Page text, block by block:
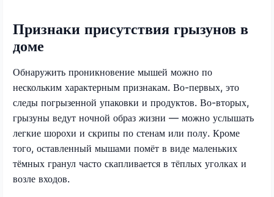
Признаки присутствия грызунов в
доме
Обнаружить проникновение мышей можно по
нескольким характерным признакам. Во-первых, это
следы погрызенной упаковки и продуктов. Во-вторых,
грызуны ведут ночной образ жизни — можно услышать
легкие шорохи и скрипы по стенам или полу. Кроме
того, оставленный мышами помёт в виде маленьких
тёмных гранул часто скапливается в тёплых уголках и
возле входов.